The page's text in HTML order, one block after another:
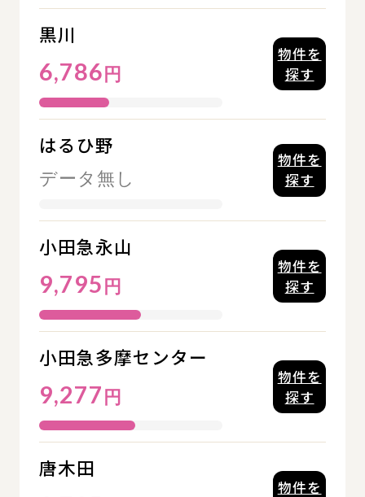
黒川
6,786 円
物件を
探す
はるひ野
データ無し
物件を
探す
小田急永山
9,795 円
物件を
探す
小田急多摩センター
9,277 円
物件を
探す
唐木田
物件を